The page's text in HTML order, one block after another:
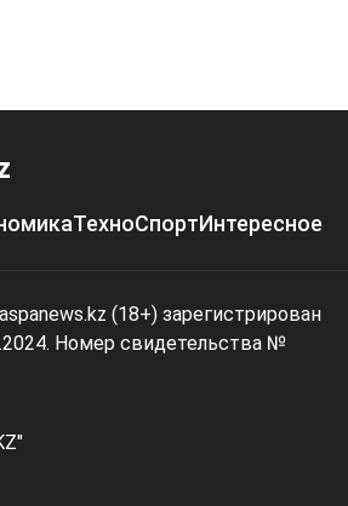
ТехноСпортИнтересное
(18+) зарегистрирован
Номер свидетельства №